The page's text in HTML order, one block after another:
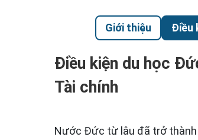
Giới thiệu Điều
Điều kiện du học
Tài chính
Nước Đức từ lâu đã trở thành